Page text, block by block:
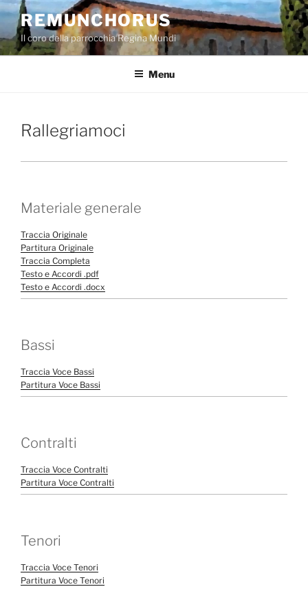
Salta
contenuto
REMUNCHORUS
Il coro della parrocchia Regina Mundi
Menu
Rallegriamoci
Materiale generale
Traccia Originale
Partitura Originale
Traccia Completa
Testo e Accordi .pdf
Testo e Accordi .docx
Bassi
Traccia Voce Bassi
Partitura Voce Bassi
Contralti
Traccia Voce Contralti
Partitura Voce Contralti
Tenori
Traccia Voce Tenori
Partitura Voce Tenori